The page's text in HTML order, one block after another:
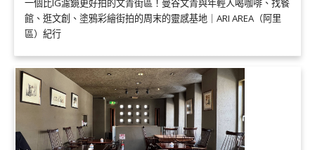
館、逛文創、塗鴉彩繪街拍的周末的靈感基地｜ARI AREA（阿里
區）紀行